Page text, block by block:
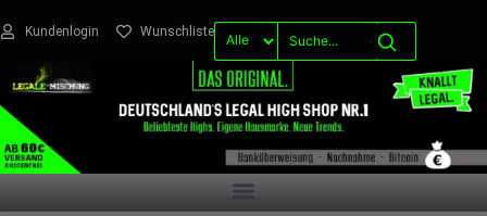
Kundenlogin Wunschliste